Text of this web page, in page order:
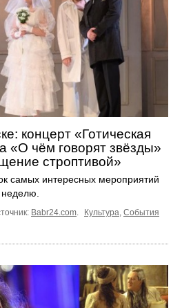
концерт «Готическая
«О чём говорят звёзды»
строптивой»
самых интересных мероприятий
Babr24.com. Культура, События